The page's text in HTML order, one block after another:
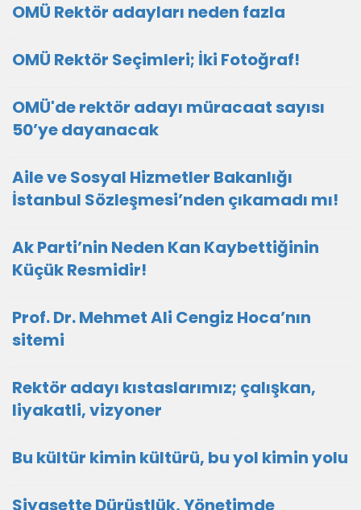
OMÜ Rektör adayları neden fazla
OMÜ Rektör Seçimleri; İki Fotoğraf!
OMÜ'de rektör adayı müracaat sayısı
50’ye dayanacak
Aile ve Sosyal Hizmetler Bakanlığı
İstanbul Sözleşmesi’nden çıkamadı mı!
Ak Parti’nin Neden Kan Kaybettiğinin
Küçük Resmidir!
Prof. Dr. Mehmet Ali Cengiz Hoca’nın
sitemi
Rektör adayı kıstaslarımız; çalışkan,
liyakatli, vizyoner
Bu kültür kimin kültürü, bu yol kimin yolu
Siyasette Dürüstlük, Yönetimde